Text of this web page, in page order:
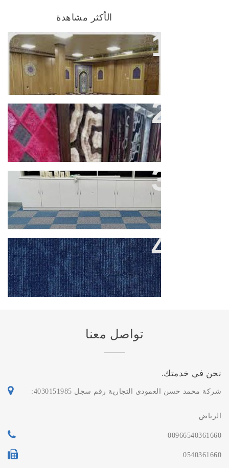
الأكثر مشاهدة
أفضل شركة لبيع السجاد للمساجد
بشمال الرياض
تعدد الاستخدام لموكيت البلاط من
شركتنا بالرياض
ارخص فرش ارضيات موكيت وسجاد
بحي الخليج
الفرق بين الموكيت الصوفي
والموكيت البلاط بحي الروضة
تواصل معنا
نحن في خدمتك.
شركة محمد حسن العمودي التجارية رقم سجل 4030151985:
الرياض
00966540361660
0540361660